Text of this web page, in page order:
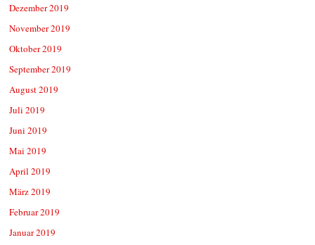
Dezember 2019
November 2019
Oktober 2019
September 2019
August 2019
Juli 2019
Juni 2019
Mai 2019
April 2019
März 2019
Februar 2019
Januar 2019